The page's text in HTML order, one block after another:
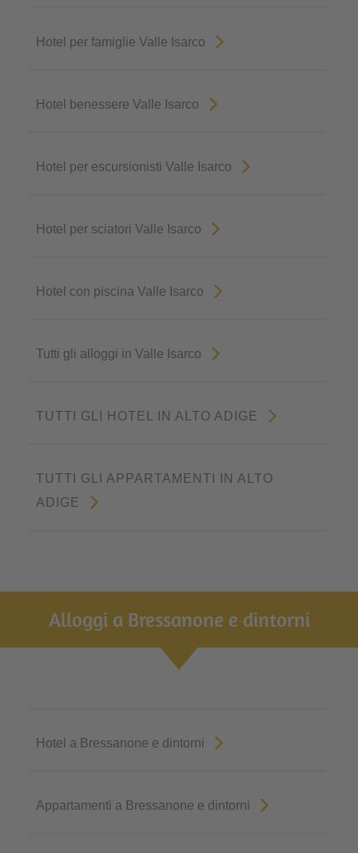
Hotel per famiglie Valle Isarco
Hotel benessere Valle Isarco
Hotel per escursionisti Valle Isarco
Hotel per sciatori Valle Isarco
Hotel con piscina Valle Isarco
Tutti gli alloggi in Valle Isarco
TUTTI GLI HOTEL IN ALTO ADIGE
TUTTI GLI APPARTAMENTI IN ALTO
ADIGE
Alloggi a Bressanone e dintorni
Hotel a Bressanone e dintorni
Appartamenti a Bressanone e dintorni